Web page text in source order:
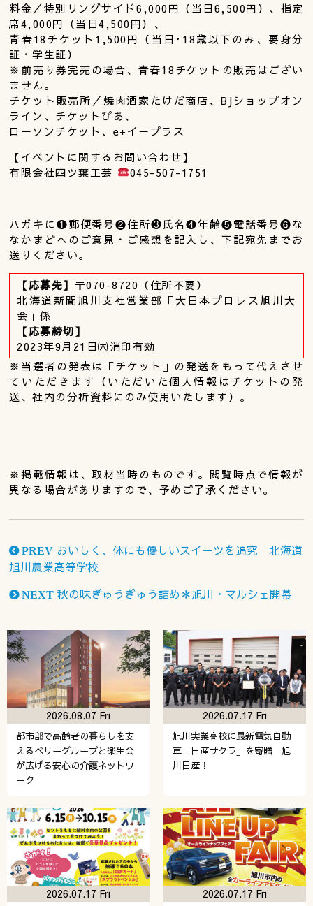
料金／特別リングサイド6,000円（当日6,500円）、指定
席4,000円（当日4,500円）、
青春18チケット1,500円（当日･18歳以下のみ、要身分
証・学生証）
※前売り券完売の場合、青春18チケットの販売はござい
ません。
チケット販売所／焼肉酒家たけだ商店、BJショップオン
ライン、チケットぴあ、
ローソンチケット、e+イープラス
【イベントに関するお問い合わせ】
有限会社四ツ葉工芸
045-507-1751
ハガキに❶郵便番号❷住所❸氏名❹年齢❺電話番号❻な
なかまどへのご意見・ご感想を記入し、下記宛先までお
送りください。
【応募先】 〒070-8720（住所不要）
北海道新聞旭川支社営業部「大日本プロレス旭川大
会」係
【応募締切】
2023年9月21日㈭消印有効
※当選者の発表は「チケット」の発送をもって代えさせ
ていただきます（いただいた個人情報はチケットの発
送、社内の分析資料にのみ使用いたします）。
※掲載情報は、取材当時のものです。閲覧時点で情報が
異なる場合がありますので、予めご了承ください。
PREV おいしく、体にも優しいスイーツを追究 北海道
旭川農業高等学校
NEXT 秋の味ぎゅうぎゅう詰め＊旭川・マルシェ開幕
都市部で高齢者の暮らしを支
えるベリーグループと楽生会
が広げる安心の介護ネットワ
ーク
2026.08.07 Fri
旭川実業高校に最新電気自動
車「日産サクラ」を寄贈 旭
川日産！
2026.07.17 Fri
2026.07.17 Fri 2026.07.17 Fri